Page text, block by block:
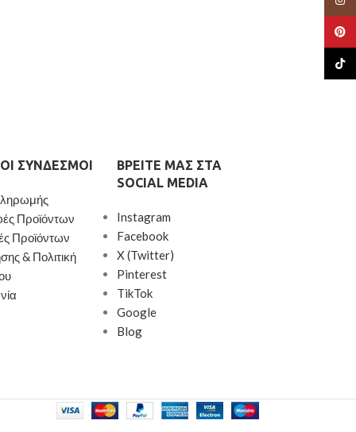
ΣΎΝΔΕΣΜΟΙ
Προϊόντων
Προϊόντων
& Πολιτική
ΒΡΕΊΤΕ ΜΑΣ ΣΤΑ
SOCIAL MEDIA
Instagram
Facebook
X (Twitter)
Pinterest
TikTok
Google
Blog